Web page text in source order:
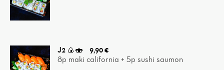
J2 🍙🍣
9,90 €
8p maki california + 5p sushi saumon